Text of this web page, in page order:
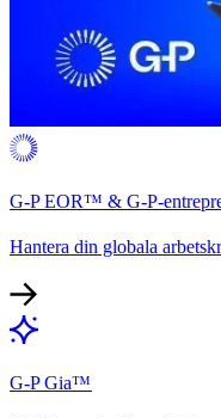
G-P EOR™ & G-P-
Hantera din globala
G-P Gia™​​